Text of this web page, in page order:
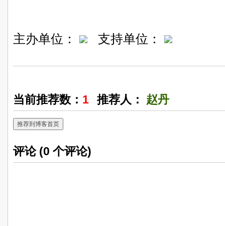
主办单位： 支持单位：
当前推荐数： 1 推荐人： 赵丹
推荐到博客首页
评论 (0 个评论)